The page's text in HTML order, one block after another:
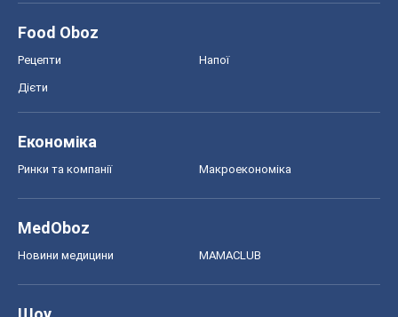
Food Oboz
Рецепти Напої
Дієти
Економіка
Ринки та компанії Макроекономіка
MedOboz
Новини медицини MAMACLUB